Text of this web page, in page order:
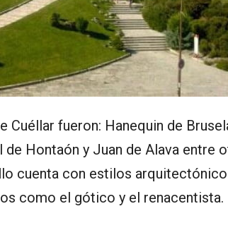
fueron: Hanequin de
de Hontaón y Juan de Alava entre
cuenta con estilos
como el gótico y el renacentista.